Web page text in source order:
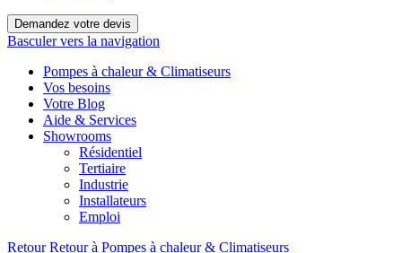
Demandez votre devis
Basculer vers la navigation
Pompes à chaleur & Climatiseurs
Vos besoins
Votre Blog
Aide & Services
Showrooms
Résidentiel
Tertiaire
Industrie
Installateurs
Emploi
Retour Retour à Pompes à chaleur & Climatiseurs